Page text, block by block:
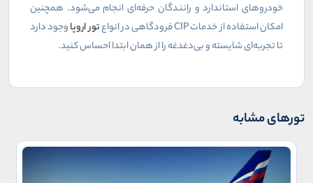
خودروهای استاندارد و رانندگان حرفه‌ای انجام می‌شود. همچنین
امکان استفاده از خدماتCIPفرودگاهی در انواعتور اروپاوجود دارد
تا تجربه‌ای شایسته و بی‌دغدغه را از همان ابتدا احساس کنید.
تورهای مشابه